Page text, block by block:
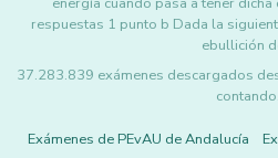
respuestas 1 punto b Dada la
ebullición
37.283.839 exámenes descargados
contando.
Exámenes de PEvAU de Andalucía